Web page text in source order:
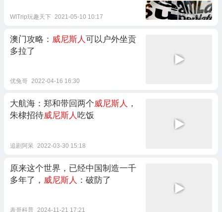
WITrip玩趣天下 2021-05-10 10:17
澳门攻略： 威尼斯人 可以户外坐贡
多拉了
优兔哥 2022-04-16 16:30
大航海：郑和带回两个威尼斯人 ，
朱棣招待威尼斯人吃饭
追剧阿呆 2022-03-30 15:18
原来这个世界，已经中国制造一千
多年了， 威尼斯人 ：破防了
表哥科普 2024-11-21 17:21